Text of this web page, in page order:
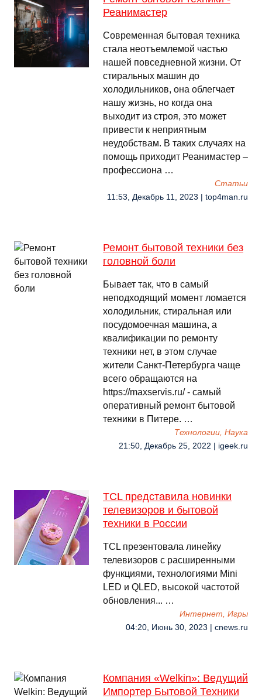
Реанимастер
Современная бытовая техника
стала неотъемлемой частью
нашей повседневной жизни. От
стиральных машин до
холодильников, она облегчает
нашу жизнь, но когда она
выходит из строя, это может
привести к неприятным
неудобствам. В таких случаях на
помощь приходит Реанимастер –
профессиона …
Cтатьи
11:53, Декабрь 11, 2023 | top4man.ru
Ремонт бытовой техники без
головной боли
Бывает так, что в самый
неподходящий момент ломается
холодильник, стиральная или
посудомоечная машина, а
квалификации по ремонту
техники нет, в этом случае
жители Санкт-Петербурга чаще
всего обращаются на
https://maxservis.ru/ - самый
оперативный ремонт бытовой
техники в Питере. …
Технологии, Наука
21:50, Декабрь 25, 2022 | igeek.ru
TCL представила новинки
телевизоров и бытовой
техники в России
TCL презентовала линейку
телевизоров с расширенными
функциями, технологиями Mini
LED и QLED, высокой частотой
обновления... …
Интернет, Игры
04:20, Июнь 30, 2023 | cnews.ru
Компания «Welkin»: Ведущий
Импортер Бытовой Техники